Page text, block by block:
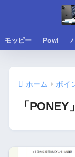
モッピー Powl
ホーム ポイ
「